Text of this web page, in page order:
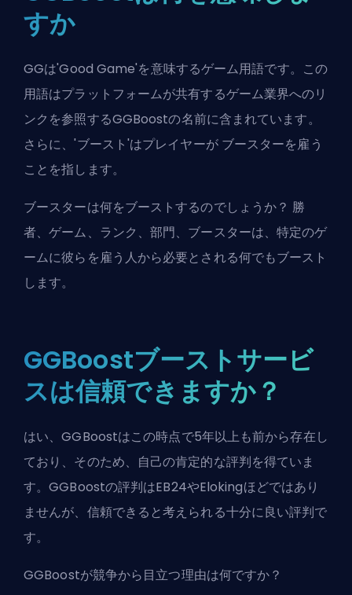
すか
GGは'Good Game'を意味するゲーム用語です。この
用語はプラットフォームが共有するゲーム業界へのリ
ンクを参照するGGBoostの名前に含まれています。
さらに、'ブースト'はプレイヤーが ブースターを雇う
ことを指します。
ブースターは何をブーストするのでしょうか？ 勝
者、ゲーム、ランク、部門、ブースターは、特定のゲ
ームに彼らを雇う人から必要とされる何でもブースト
します。
GGBoostブーストサービ
スは信頼できますか？
はい、GGBoostはこの時点で5年以上も前から存在し
ており、そのため、自己の肯定的な評判を得ていま
す。GGBoostの評判はEB24やElokingほどではあり
ませんが、信頼できると考えられる十分に良い評判で
す。
GGBoostが競争から目立つ理由は何ですか？